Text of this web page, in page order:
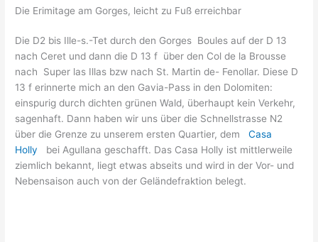
Die Erimitage am Gorges, leicht zu Fuß erreichbar
Die D2 bis Ille-s.-Tet durch den Gorges Boules auf der D 13
nach Ceret und dann die D 13 f über den Col de la Brousse
nach Super las Illas bzw nach St. Martin de- Fenollar. Diese D
13 f erinnerte mich an den Gavia-Pass in den Dolomiten:
einspurig durch dichten grünen Wald, überhaupt kein Verkehr,
sagenhaft. Dann haben wir uns über die Schnellstrasse N2
über die Grenze zu unserem ersten Quartier, demCasa
Holly bei Agullana geschafft. Das Casa Holly ist mittlerweile
ziemlich bekannt, liegt etwas abseits und wird in der Vor- und
Nebensaison auch von der Geländefraktion belegt.